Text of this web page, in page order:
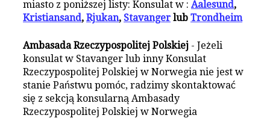
miasto z poniższej listy: Konsulat w :Aalesund,
Kristiansand,Rjukan, Stavanger lubTrondheim
Ambasada Rzeczypospolitej Polskiej - Jeżeli
konsulat w Stavanger lub inny Konsulat
Rzeczypospolitej Polskiej w Norwegia nie jest w
stanie Państwu pomóc, radzimy skontaktować
się z sekcją konsularną Ambasady
Rzeczypospolitej Polskiej w Norwegia